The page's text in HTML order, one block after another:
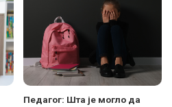
Педагог: Шта је могло да